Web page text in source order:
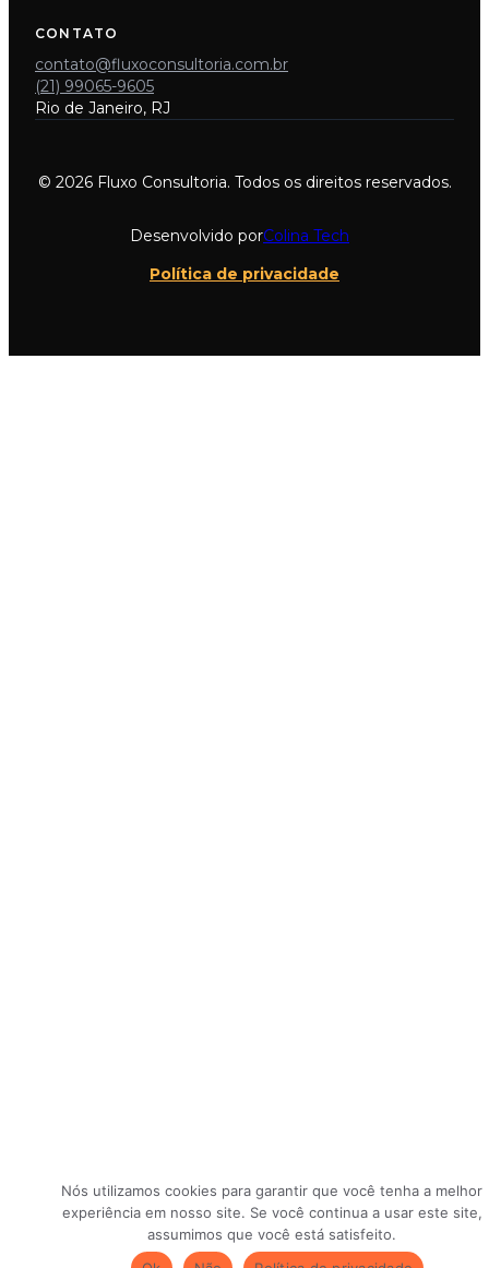
CONTATO
contato@fluxoconsultoria.com.br
(21) 99065-9605
Rio de Janeiro, RJ
© 2026 Fluxo Consultoria. Todos os direitos reservados.
Desenvolvido porColina Tech
Política de privacidade
Nós utilizamos cookies para garantir que você tenha a melhor
experiência em nosso site. Se você continua a usar este site,
assumimos que você está satisfeito.